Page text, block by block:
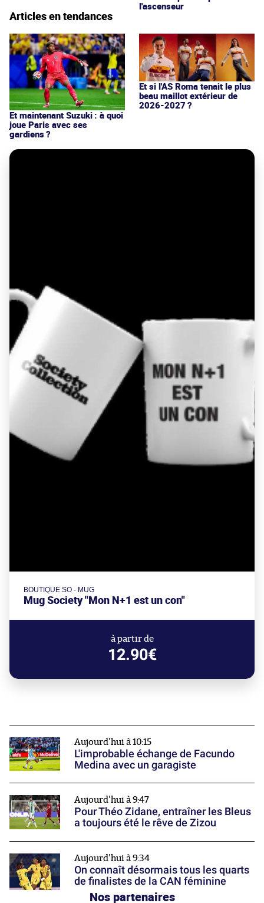
l'ascenseur
Articles en tendances
Et maintenant Suzuki : à quoi
joue Paris avec ses
gardiens ?
Et si l'AS Roma tenait le plus
beau maillot extérieur de
2026-2027 ?
BOUTIQUE SO - MUG
Mug Society "Mon N+1 est un con"
à partir de
12.90€
Aujourd'hui à 10:15
L'improbable échange de Facundo
Medina avec un garagiste
Aujourd'hui à 9:47
Pour Théo Zidane, entraîner les Bleus
a toujours été le rêve de Zizou
Aujourd'hui à 9:34
On connaît désormais tous les quarts
de finalistes de la CAN féminine
Nos partenaires